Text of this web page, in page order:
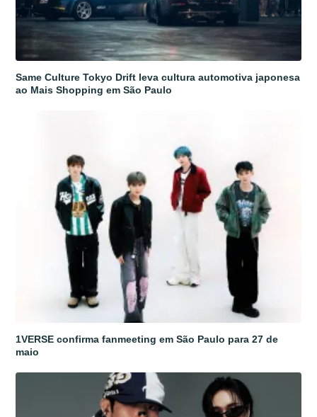
Same Culture Tokyo Drift leva cultura automotiva japonesa
ao Mais Shopping em São Paulo
1VERSE confirma fanmeeting em São Paulo para 27 de
maio